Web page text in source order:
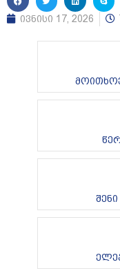
ივნისი 17, 2026